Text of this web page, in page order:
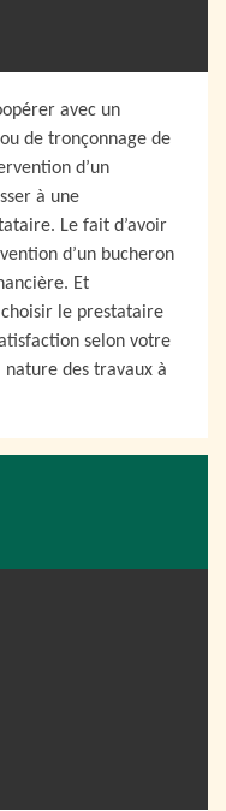
avec un
de tronçonnage de
d’un
à une
Le fait d’avoir
d’un bucheron
Et
le prestataire
selon votre
des travaux à